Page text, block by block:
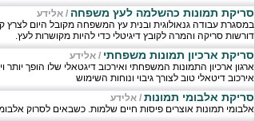
סריקת תמונות כהשלמה לעץ משפחה /אלידע
במסגרת עבודה גנאולוגית ובנית עץ המשפחה מקובל היום
דורשות סריקה והמרה לקובץ דיגיטלי כדי להיות מקושרות לעץ.
סריקת ארכיון תמונות משפחתי /אלידע
ארגון ארכיון התמונות המשפחתי ואירכוב דיגטאלי שלו הופך
אירכוב דיטאלי טוב לצורך גיבוי ונוחות השימוש
סריקת אלבומי תמונות /אלידע
אלבומי תמונות אוצרים פיסות חיים שלמות. כשבאים לסרוק